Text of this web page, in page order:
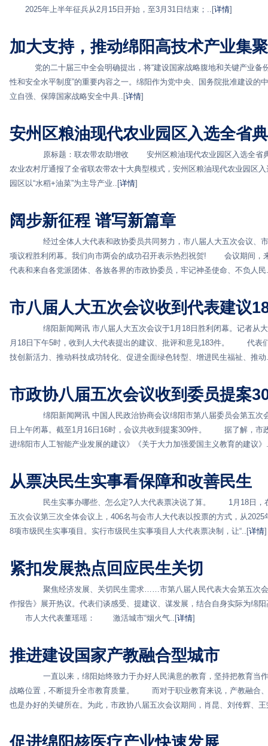
2025年上半年征兵从2月15日开始，至3月31日结束；..[详情]
加大支持，推动绵阳高技术产业集
党的二十届三中全会明确提出，将“建设国家战略腹地和关键产业备份
性和安全水平制度”的重要内容之一。绵阳作为党中央、国务院批准建设的
立自强、保障国家战略安全中具..[详情]
安州区粮油现代农业园区入选全省
原标题：联农带农助增收 安州区粮油现代农业园区入选全省
农业农村厅通报了全省联农带农十大典型模式，安州区粮油现代农业园
园区以“水稻+油菜”为主导产业..[详情]
阔步新征程 谱写新篇章
经过全体人大代表和政协委员共同努力，市八届人大五次会议、市
项议程胜利闭幕。我们向市两会的成功召开表示热烈祝贺! 会议期间，
代表和来自各党派团体、各族各界的市政协委员，牢记神圣使命、不负人
市八届人大五次会议收到代表建议
绵阳新闻网讯 市八届人大五次会议于1月18日胜利闭幕。记者从大
月18日下午5时，收到人大代表提出的建议、批评和意见183件。 代表
技创新活力、推动科技成功转化、促进全面绿色转型、增进民生福祉、推
市政协八届五次会议收到委员提案
绵阳新闻网讯 中国人民政治协商会议绵阳市第八届委员会第五次会
日上午闭幕。截至1月16日16时，会议共收到提案309件。 据了解，市
进绵阳市人工智能产业发展的建议》《关于大力加强爱国主义教育的建议
从票决民生实事看保障和改善民生
民生实事办哪些、怎么定?人大代表票决说了算。 1月18日，在
五次会议第三次全体会议上，406名与会市人大代表以投票的方式，从
8项市级民生实事项目。实行市级民生实事项目人大代表票决制，让“..[详情]
紧扣发展热点回应民生关切
聚焦经济发展、关切民生需求……市第八届人民代表大会第五次会
作报告》展开热议。代表们谈感受、提建议、谋发展，结合自身实际为绵
市人大代表董瑶瑶： 激活城市“烟火气..[详情]
推进建设国家产教融合型城市
一直以来，绵阳始终致力于办好人民满意的教育，坚持把教育当作
战略位置，不断提升全市教育质量。 而对于职业教育来说，产教融合、
也是办好的关键所在。为此，市政协八届五次会议期间，肖昆、刘传辉、
促进绵阳核医疗产业快速发展